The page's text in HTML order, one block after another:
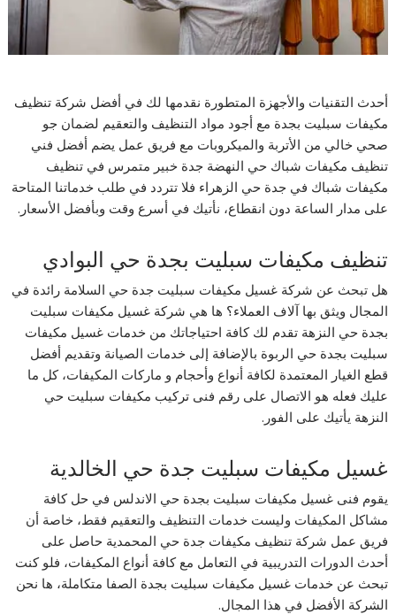
أحدث التقنيات والأجهزة المتطورة نقدمها لك في أفضل شركة تنظيف
مكيفات سبليت بجدة مع أجود مواد التنظيف والتعقيم لضمان جو
صحي خالي من الأتربة والميكروبات مع فريق عمل يضم أفضل فني
تنظيف مكيفات شباك حي النهضة جدة خبير متمرس في تنظيف
مكيفات شباك في جدة حي الزهراء فلا تتردد في طلب خدماتنا المتاحة
على مدار الساعة دون انقطاع، نأتيك في أسرع وقت وبأفضل الأسعار.
تنظيف مكيفات سبليت بجدة حي البوادي
هل تبحث عن شركة غسيل مكيفات سبليت جدة حي السلامة رائدة في
المجال ويثق بها آلاف العملاء؟ ها هي شركة غسيل مكيفات سبليت
بجدة حي النزهة تقدم لك كافة احتياجاتك من خدمات غسيل مكيفات
سبليت بجدة حي الربوة بالإضافة إلى خدمات الصيانة وتقديم أفضل
قطع الغيار المعتمدة لكافة أنواع وأحجام و ماركات المكيفات، كل ما
عليك فعله هو الاتصال على رقم فنى تركيب مكيفات سبليت حي
النزهة يأتيك على الفور.
غسيل مكيفات سبليت جدة حي الخالدية
يقوم فنى غسيل مكيفات سبليت بجدة حي الاندلس في حل كافة
مشاكل المكيفات وليست خدمات التنظيف والتعقيم فقط، خاصة أن
فريق عمل شركة تنظيف مكيفات جدة حي المحمدية حاصل على
أحدث الدورات التدريبية في التعامل مع كافة أنواع المكيفات، فلو كنت
تبحث عن خدمات غسيل مكيفات سبليت بجدة الصفا متكاملة، ها نحن
الشركة الأفضل في هذا المجال.